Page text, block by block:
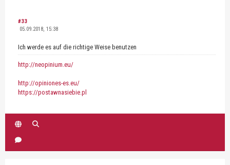
#33
05.09.2018, 15:38
Ich werde es auf die richtige Weise benutzen
http://neopinium.eu/
http://opiniones-es.eu/
https://postawnasiebie.pl